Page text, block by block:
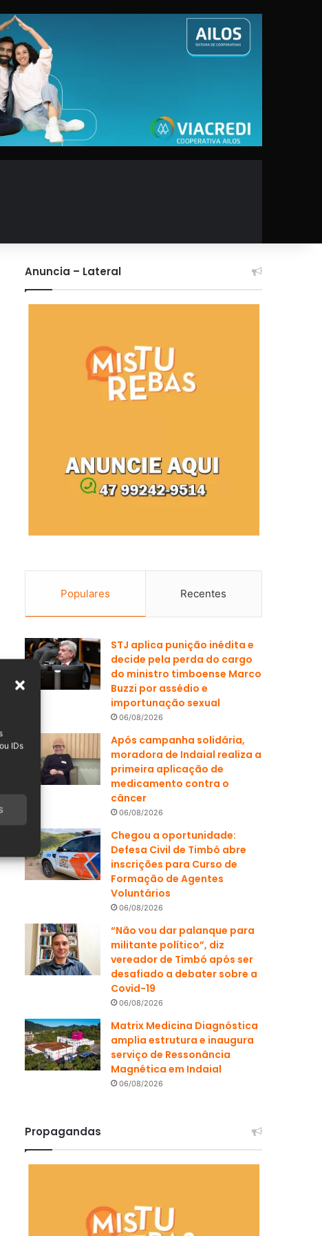
IDs
Anuncia – Lateral
Populares Recentes
STJ aplica punição inédita e
decide pela perda do cargo
do ministro timboense Marco
Buzzi por assédio e
importunação sexual
06/08/2026
Após campanha solidária,
moradora de Indaial realiza a
primeira aplicação de
medicamento contra o
câncer
06/08/2026
Chegou a oportunidade:
Defesa Civil de Timbó abre
inscrições para Curso de
Formação de Agentes
Voluntários
06/08/2026
“Não vou dar palanque para
militante político”, diz
vereador de Timbó após ser
desafiado a debater sobre a
Covid-19
06/08/2026
Matrix Medicina Diagnóstica
amplia estrutura e inaugura
serviço de Ressonância
Magnética em Indaial
06/08/2026
Propagandas